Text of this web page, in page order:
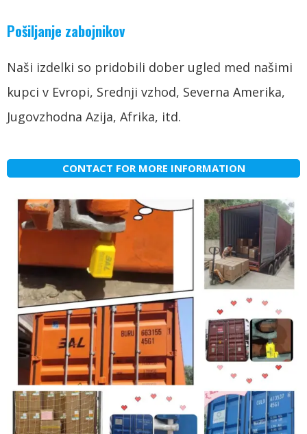
Pošiljanje zabojnikov
Naši izdelki so pridobili dober ugled med našimi
kupci v Evropi, Srednji vzhod, Severna Amerika,
Jugovzhodna Azija, Afrika, itd.
CONTACT FOR MORE INFORMATION